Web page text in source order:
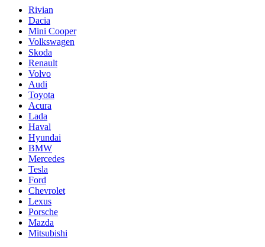
Rivian
Dacia
Mini Cooper
Volkswagen
Skoda
Renault
Volvo
Audi
Toyota
Acura
Lada
Haval
Hyundai
BMW
Mercedes
Tesla
Ford
Chevrolet
Lexus
Porsche
Mazda
Mitsubishi